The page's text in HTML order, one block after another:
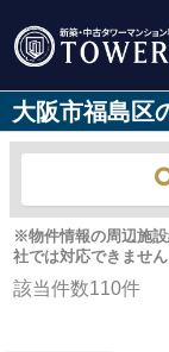
大阪市福島区
※物件情報の周辺施
社では対応できません
該当件数110件